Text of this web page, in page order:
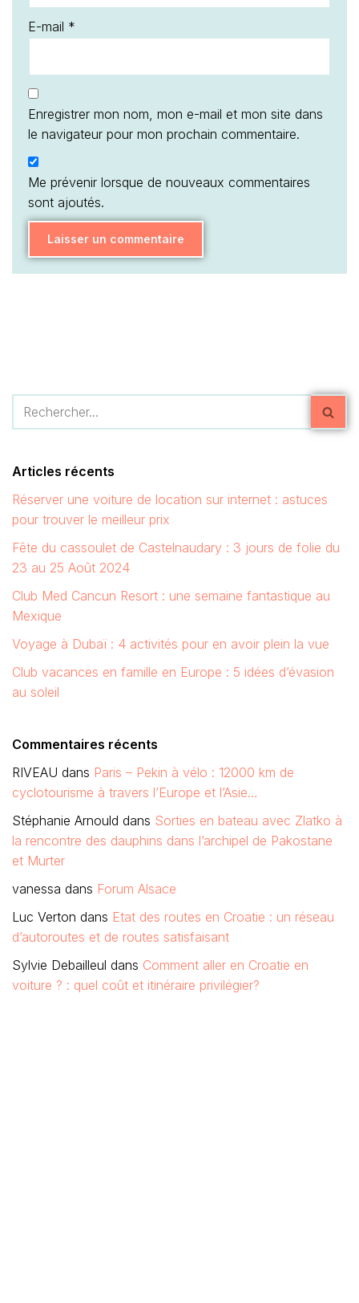
E-mail *
Enregistrer mon nom, mon e-mail et mon site dans
le navigateur pour mon prochain commentaire.
Me prévenir lorsque de nouveaux commentaires
sont ajoutés.
Articles récents
Réserver une voiture de location sur internet : astuces
pour trouver le meilleur prix
Fête du cassoulet de Castelnaudary : 3 jours de folie du
23 au 25 Août 2024
Club Med Cancun Resort : une semaine fantastique au
Mexique
Voyage à Dubaï : 4 activités pour en avoir plein la vue
Club vacances en famille en Europe : 5 idées d’évasion
au soleil
Commentaires récents
RIVEAU dans Paris – Pekin à vélo : 12000 km de
cyclotourisme à travers l’Europe et l’Asie…
Stéphanie Arnould dans Sorties en bateau avec Zlatko à
la rencontre des dauphins dans l’archipel de Pakostane
et Murter
vanessa dans Forum Alsace
Luc Verton dans Etat des routes en Croatie : un réseau
d’autoroutes et de routes satisfaisant
Sylvie Debailleul dans Comment aller en Croatie en
voiture ? : quel coût et itinéraire privilégier?